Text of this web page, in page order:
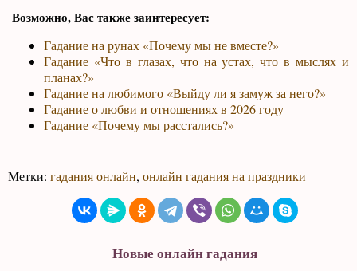
Возможно, Вас также заинтересует:
Гадание на рунах «Почему мы не вместе?»
Гадание «Что в глазах, что на устах, что в мыслях и
планах?»
Гадание на любимого «Выйду ли я замуж за него?»
Гадание о любви и отношениях в 2026 году
Гадание «Почему мы расстались?»
Метки:гадания онлайн,онлайн гадания на праздники
Новые онлайн гадания